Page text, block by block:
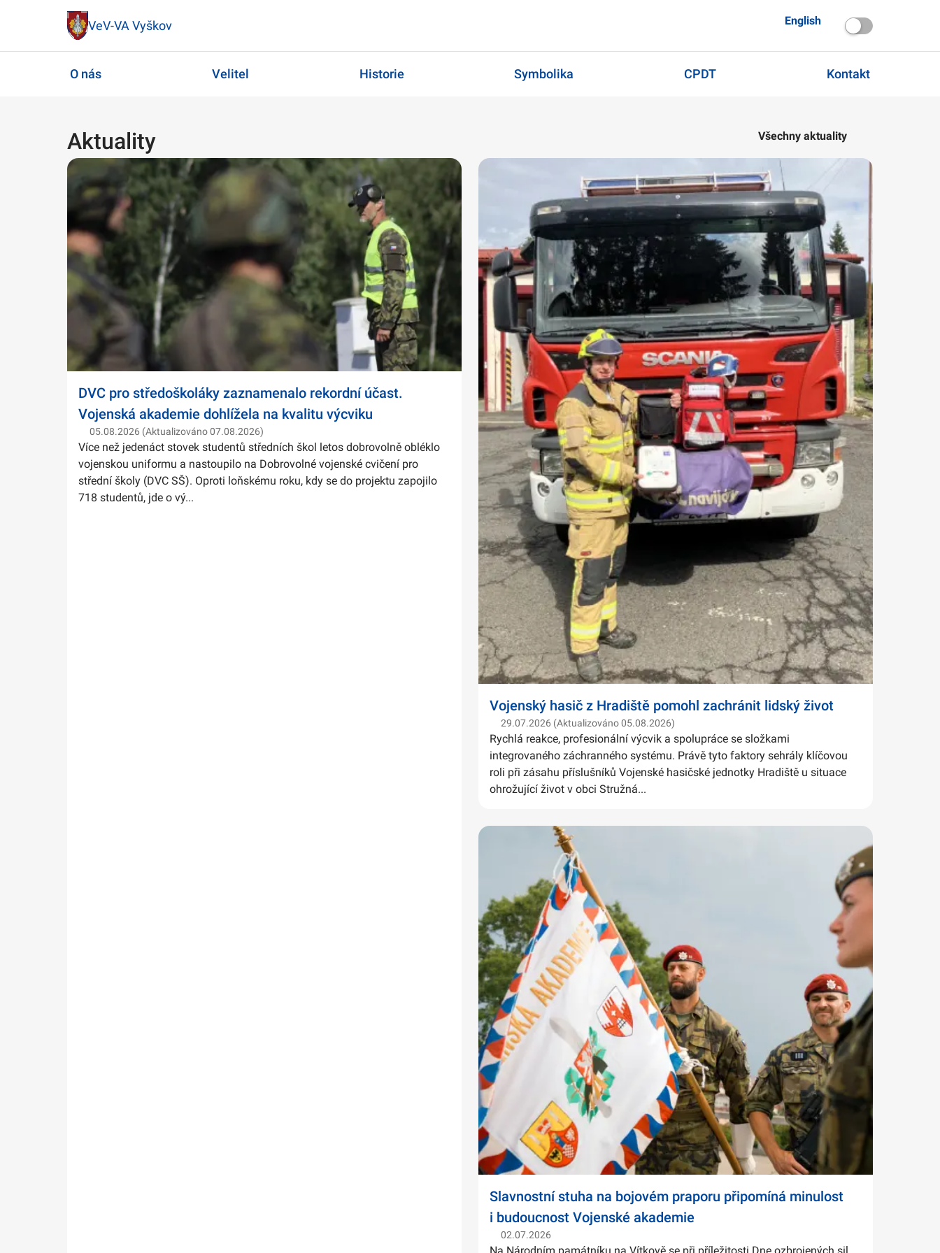
VeV-VA Vyškov English
O nás Velitel Historie Symbolika CPDT Kontakt
Aktuality Všechny aktuality
DVC pro středoškoláky zaznamenalo rekordní účast.
Vojenská akademie dohlížela na kvalitu výcviku
05.08.2026 (Aktualizováno 07.08.2026)
Více než jedenáct stovek studentů středních škol letos dobrovolně obléklo
vojenskou uniformu a nastoupilo na Dobrovolné vojenské cvičení pro
střední školy (DVC SŠ). Oproti loňskému roku, kdy se do projektu zapojilo
718 studentů, jde o vý...
Vojenský hasič z Hradiště pomohl zachránit lidský život
29.07.2026 (Aktualizováno 05.08.2026)
Rychlá reakce, profesionální výcvik a spolupráce se složkami
integrovaného záchranného systému. Právě tyto faktory sehrály klíčovou
roli při zásahu příslušníků Vojenské hasičské jednotky Hradiště u situace
ohrožující život v obci Stružná...
Slavnostní stuha na bojovém praporu připomíná minulost
i budoucnost Vojenské akademie
02.07.2026